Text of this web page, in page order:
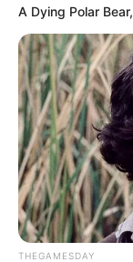
fordulópont.
De Magyar
családi
egy apa, aki
jelen maradni
És úgy tűnik,
megkapta:
a fiai mellette
A Dying Polar
THEGAMESDAY